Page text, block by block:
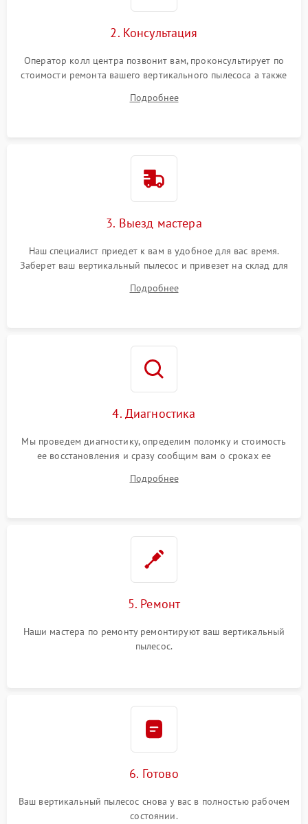
2. Консультация
Оператор колл центра позвонит вам, проконсультирует по
стоимости ремонта вашего вертикального пылесоса а также
Подробнее
3. Выезд мастера
Наш специалист приедет к вам в удобное для вас время.
Заберет ваш вертикальный пылесос и привезет на склад для
Подробнее
4. Диагностика
Мы проведем диагностику, определим поломку и стоимость
ее восстановления и сразу сообщим вам о сроках ее
Подробнее
5. Ремонт
Наши мастера по ремонту ремонтируют ваш вертикальный
пылесос.
6. Готово
Ваш вертикальный пылесос снова у вас в полностью рабочем
состоянии.